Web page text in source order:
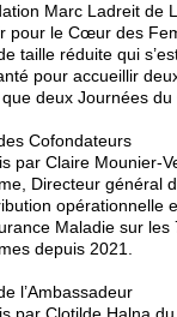
Marc Ladreit de
pour le Cœur des
taille réduite qui
pour accueillir
deux Journées
Cofondateurs
par Claire Mounier-
Directeur général
opérationnelle
Maladie sur
depuis 2021.
l’Ambassadeur